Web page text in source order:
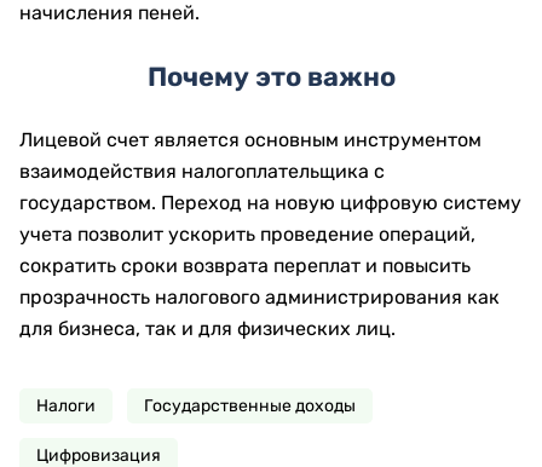
начисления пеней.
Почему это важно
Лицевой счет является основным инструментом
взаимодействия налогоплательщика с
государством. Переход на новую цифровую систему
учета позволит ускорить проведение операций,
сократить сроки возврата переплат и повысить
прозрачность налогового администрирования как
для бизнеса, так и для физических лиц.
Налоги Государственные доходы
Цифровизация